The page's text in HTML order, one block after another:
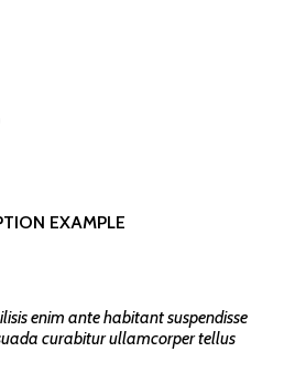
EXAMPLE
enim ante habitant suspendisse
curabitur ullamcorper tellus